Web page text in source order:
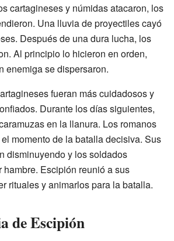
cartagineses y númidas atacaron, los
Una lluvia de proyectiles cayó
Después de una dura lucha, los
Al principio lo hicieron en orden,
enemiga se dispersaron.
fueran más cuidadosos y
Durante los días siguientes,
en la llanura. Los romanos
momento de la batalla decisiva. Sus
disminuyendo y los soldados
hambre. Escipión reunió a sus
rituales y animarlos para la batalla.
de Escipión